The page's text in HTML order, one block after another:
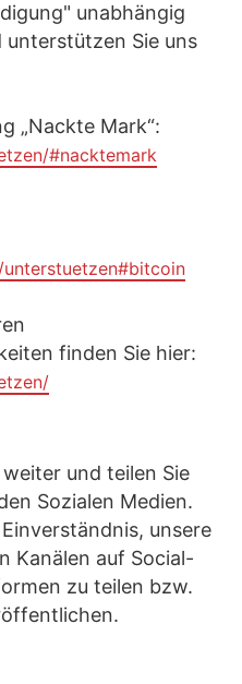
unabhängig
Sie uns
„Nackte Mark“:
#nacktemark
finden Sie hier:
und teilen Sie
Sozialen Medien.
unsere
Kanälen auf Social-
zu teilen bzw.